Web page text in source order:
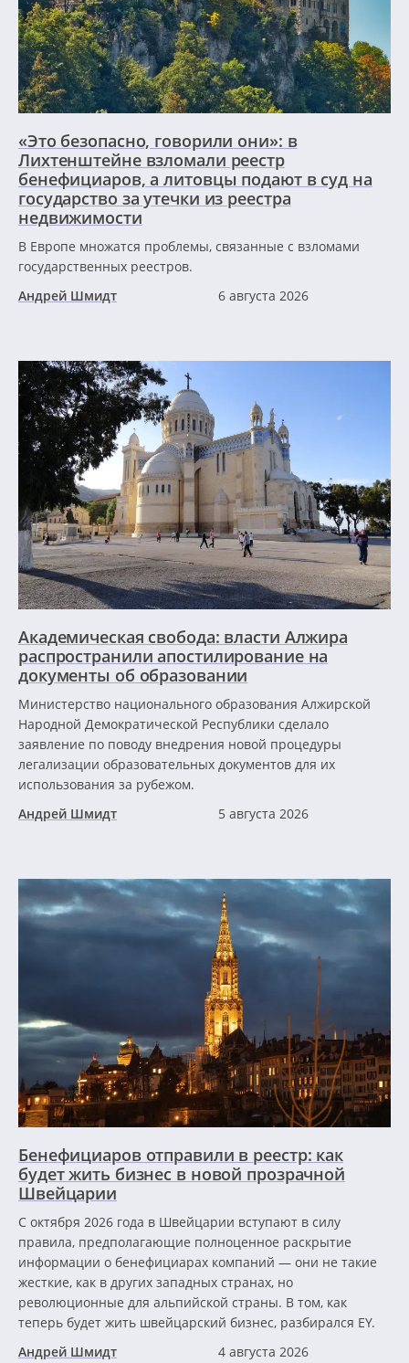
«Это безопасно, говорили они»: в
Лихтенштейне взломали реестр
бенефициаров, а литовцы подают в суд на
государство за утечки из реестра
недвижимости
В Европе множатся проблемы, связанные с взломами
государственных реестров.
Андрей Шмидт
6 августа 2026
Академическая свобода: власти Алжира
распространили апостилирование на
документы об образовании
Министерство национального образования Алжирской
Народной Демократической Республики сделало
заявление по поводу внедрения новой процедуры
легализации образовательных документов для их
использования за рубежом.
Андрей Шмидт
5 августа 2026
Бенефициаров отправили в реестр: как
будет жить бизнес в новой прозрачной
Швейцарии
С октября 2026 года в Швейцарии вступают в силу
правила, предполагающие полноценное раскрытие
информации о бенефициарах компаний — они не такие
жесткие, как в других западных странах, но
революционные для альпийской страны. В том, как
теперь будет жить швейцарский бизнес, разбирался EY.
Андрей Шмидт
4 августа 2026